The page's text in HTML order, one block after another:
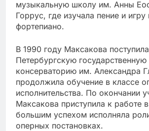
музыкальную школу им. Анны
Горрус, где изучала пение и игру
фортепиано.
В 1990 году Максакова
Петербургскую государственную
консерваторию им. Александра
продолжила обучение в классе
исполнительства. По окончании
Максакова приступила к работе
большим успехом исполняла
оперных постановках.